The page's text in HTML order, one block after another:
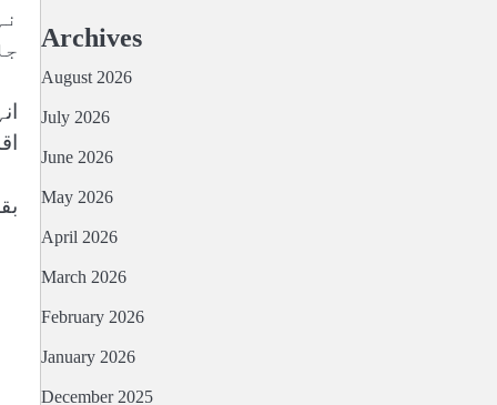
Archives
August 2026
July 2026
June 2026
May 2026
April 2026
March 2026
February 2026
January 2026
December 2025